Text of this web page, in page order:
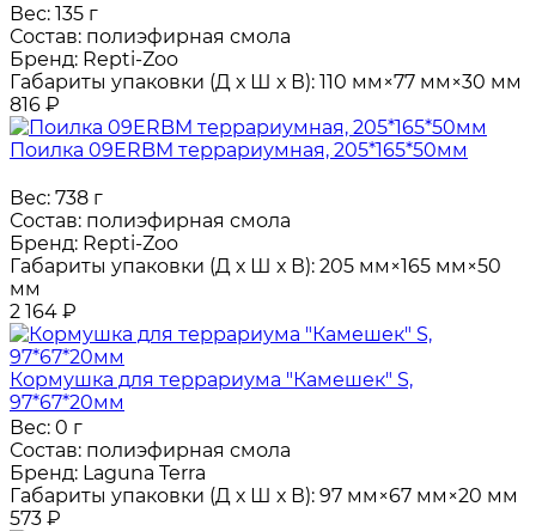
Вес: 135 г
Состав: полиэфирная смола
Бренд: Repti-Zoo
Габариты упаковки (Д х Ш х В): 110 мм×77 мм×30 мм
816 ₽
Поилка 09ERBM террариумная, 205*165*50мм
Вес: 738 г
Состав: полиэфирная смола
Бренд: Repti-Zoo
Габариты упаковки (Д х Ш х В): 205 мм×165 мм×50
мм
2 164 ₽
Кормушка для террариума "Камешек" S,
97*67*20мм
Вес: 0 г
Состав: полиэфирная смола
Бренд: Laguna Terra
Габариты упаковки (Д х Ш х В): 97 мм×67 мм×20 мм
573 ₽